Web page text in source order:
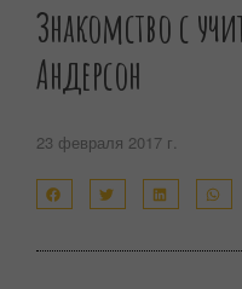
Знакомство с
Андерсон
23 февраля 2017 г.